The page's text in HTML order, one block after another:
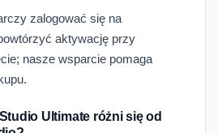
zalogować się na
aktywację przy
nasze wsparcie pomaga
Ultimate różni się od